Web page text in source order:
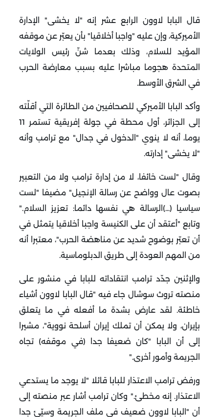
قال البابا لاوون الرابع عشر إنه "لا يخشى" الإدارة
الأميركية، وإن عليه "واجبا أخلاقيا" بأن يعبّر عن موقفه
المؤيد للسلام، وذلك بعدما شنّ رئيس الولايات
المتحدة هجوما مباشرا عليه بسبب معارضة الحرب
في الشرق الأوسط.
وأكد البابا الأميركي للصحافيين من الطائرة التي أقلّته
إلى الجزائر، أول محطة في جولة إفريقية تستمر 11
يوما، أنه لا ينوي "الدخول في جدال" مع ترامب وأنه
"لا يخشى" إدارته.
وقال "لست خائفا، لا من إدارة ترامب ولا من التعبير
بصوت عال وواضح عن رسالة الإنجيل" مضيفا "لست
سياسيا (...)الرسالة هي نفسها دائما: تعزيز السلام".
وتابع "أعتقد أن على الكنيسة واجبا أخلاقيا يتمثل في
أن تعبّر بوضوح شديد عن مناهضة الحرب"، معتبرا أنه
من المهم العودة إلى طريق الدبلوماسية.
والإثنين جدّد ترامب انتقاداته للبابا في منشور على
منصته تروث سوشال جاء فيه "قال البابا لاوون أشياء
خاطئة. لقد عارض بشدة ما أفعله في ما يتعلق
بإيران، ولا يمكن أن تملك إيران أسلحة نووية"، مشيرا
إلى أن البابا "كان ضعيفا جدا (في موقفه) تجاه
الجريمة وأمور أخرى".
ورفض ترامب الاعتذار للبابا قائلا "لا يوجد ما يستدعي
الاعتذار. إنه مخطئ". وكان ترامب أشار عبر منصته إلى
أن "البابا لاوون ضعيف في ملف الجريمة وسيّئ جدا